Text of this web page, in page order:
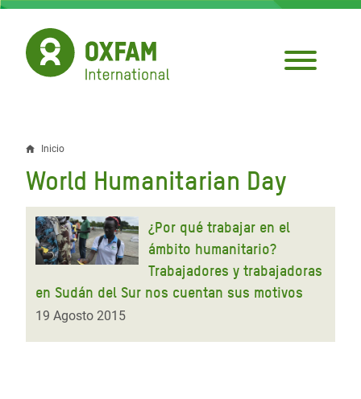
Pasar
contenido
principal
Sobrescribir
enlaces
de
ayuda
la
Inicio
World Humanitarian Day
¿Por qué trabajar en el
ámbito humanitario?
Trabajadores y trabajadoras
en Sudán del Sur nos cuentan sus motivos
19 Agosto 2015